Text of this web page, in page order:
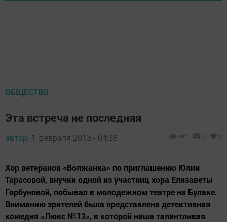
ОБЩЕСТВО
Эта встреча не последняя
автор, 1 февраля 2013 - 04:38 982 0 0
Хор ветеранов «Волжанка» по приглашению Юлии
Тарасовой, внучки одной из участниц хора Елизаветы
Горбуновой, побывал в молодежном театре на Булаке.
Вниманию зрителей была представлена детективная
комедия «Люкс №13», в которой наша талантливая